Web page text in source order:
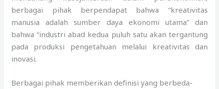
berbagai pihak berpendapat bahwa “kreativitas
manusia adalah sumber daya ekonomi utama” dan
bahwa “industri abad kedua puluh satu akan tergantung
pada produksi pengetahuan melalui kreativitas dan
inovasi.
Berbagai pihak memberikan definisi yang berbeda-